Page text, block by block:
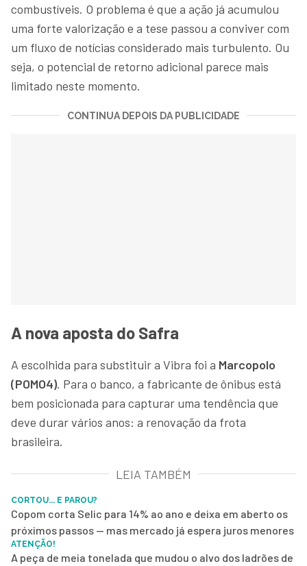
combustíveis. O problema é que a ação já acumulou
uma forte valorização e a tese passou a conviver com
um fluxo de notícias considerado mais turbulento. Ou
seja, o potencial de retorno adicional parece mais
limitado neste momento.
CONTINUA DEPOIS DA PUBLICIDADE
A nova aposta do Safra
A escolhida para substituir a Vibra foi a Marcopolo
(POMO4). Para o banco, a fabricante de ônibus está
bem posicionada para capturar uma tendência que
deve durar vários anos: a renovação da frota
brasileira.
LEIA TAMBÉM
CORTOU... E PAROU?
Copom corta Selic para 14% ao ano e deixa em aberto os
próximos passos — mas mercado já espera juros menores
ATENÇÃO!
A peça de meia tonelada que mudou o alvo dos ladrões de